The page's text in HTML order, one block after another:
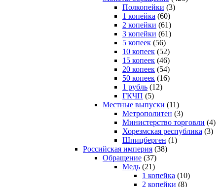
Полкопейки (3)
1 копейка (60)
2 копейки (61)
3 копейки (61)
5 копеек (56)
10 копеек (52)
15 копеек (46)
20 копеек (54)
50 копеек (16)
1 рубль (12)
ГКЧП (5)
Местные выпуски (11)
Метрополитен (3)
Министерство торговли (4)
Хорезмская республика (3)
Шпицберген (1)
Российская империя (38)
Обращение (37)
Медь (21)
1 копейка (10)
2 копейки (8)